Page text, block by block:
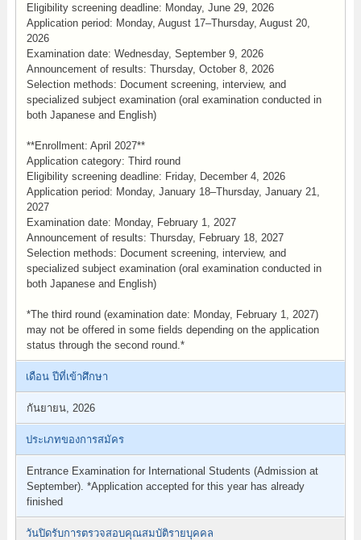
Eligibility screening deadline: Monday, June 29, 2026
Application period: Monday, August 17–Thursday, August 20,
2026
Examination date: Wednesday, September 9, 2026
Announcement of results: Thursday, October 8, 2026
Selection methods: Document screening, interview, and
specialized subject examination (oral examination conducted in
both Japanese and English)
**Enrollment: April 2027**
Application category: Third round
Eligibility screening deadline: Friday, December 4, 2026
Application period: Monday, January 18–Thursday, January 21,
2027
Examination date: Monday, February 1, 2027
Announcement of results: Thursday, February 18, 2027
Selection methods: Document screening, interview, and
specialized subject examination (oral examination conducted in
both Japanese and English)
*The third round (examination date: Monday, February 1, 2027)
may not be offered in some fields depending on the application
status through the second round.*
เดือน ปีที่เข้าศึกษา
กันยายน, 2026
ประเภทของการสมัคร
Entrance Examination for International Students (Admission at
September). *Application accepted for this year has already
finished
วันปิดรับการตรวจสอบคุณสมบัติรายบุคคล